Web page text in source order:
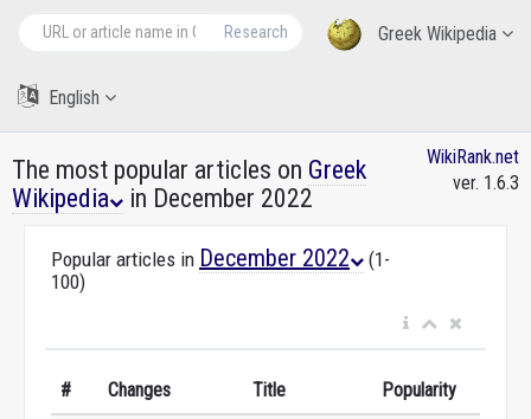
Greek Wikipedia
Research
English
The most popular articles on Greek
Wikipedia
in December 2022
WikiRank.net
ver. 1.6.3
Popular articles in December 2022
(1-
100)
# Changes Title Popularity